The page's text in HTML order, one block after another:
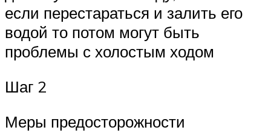
если перестараться и залить его
водой то потом могут быть
проблемы с холостым ходом
Шаг 2
Меры предосторожности